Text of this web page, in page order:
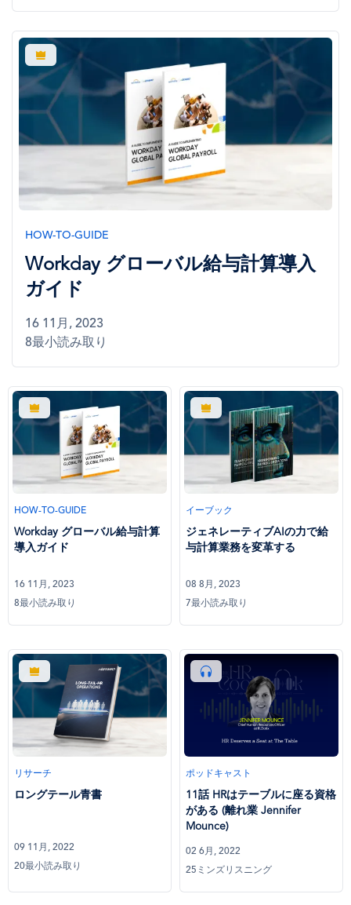
画
像
HOW-TO-GUIDE
Workday グローバル給与計算導入
ガイド
16 11月, 2023
8最小読み取り
HOW-TO-GUIDE
Workday グローバル給与計算
導入ガイド
16 11月, 2023
8最小読み取り
イーブック
ジェネレーティブAIの力で給
与計算業務を変革する
08 8月, 2023
7最小読み取り
リサーチ
ロングテール青書
09 11月, 2022
20最小読み取り
ポッドキャスト
11話 HRはテーブルに座る資格
がある (離れ業 Jennifer
Mounce)
02 6月, 2022
25ミンズリスニング